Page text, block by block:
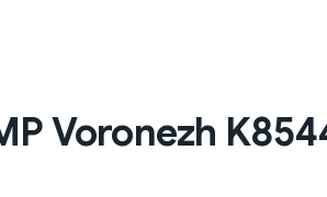
Voronezh